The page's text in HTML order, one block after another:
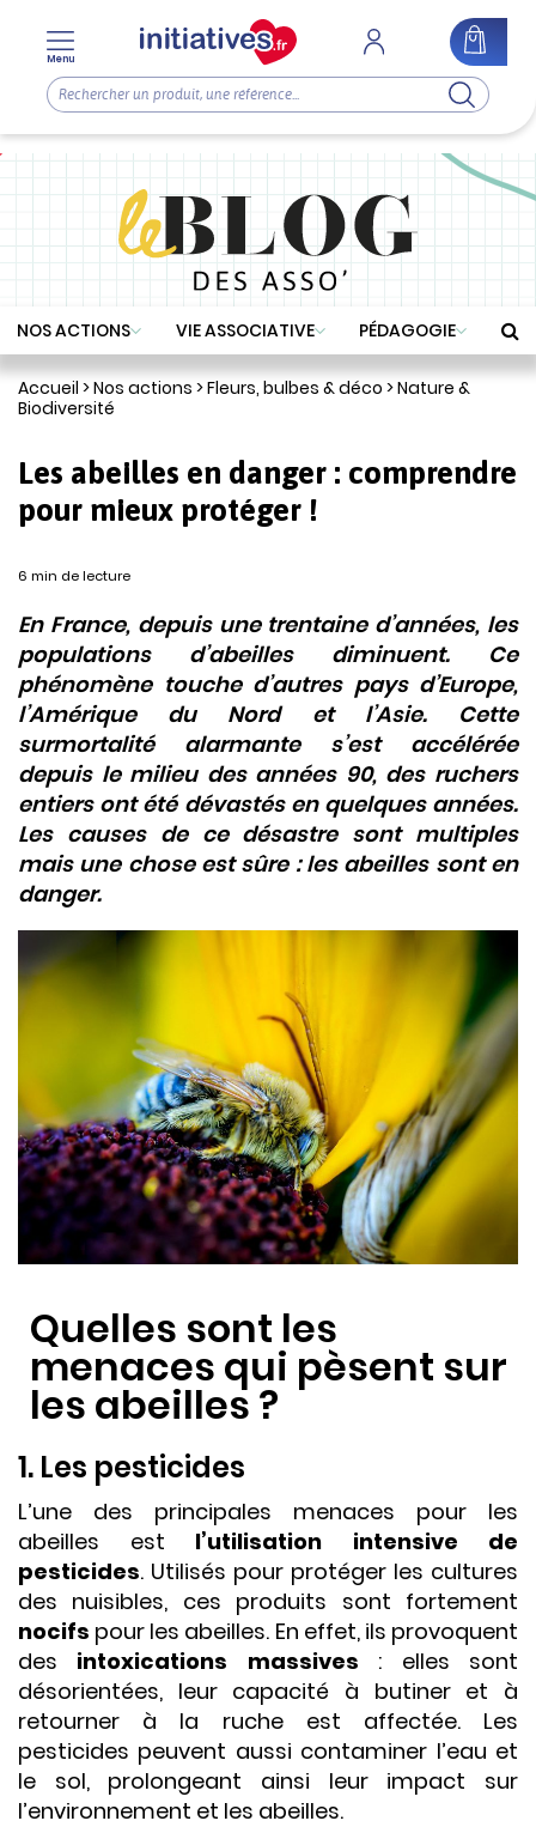
NOS ACTIONS VIE ASSOCIATIVE PÉDAGOGIE
Accueil >Nos actions >Fleurs, bulbes & déco >Nature &
Biodiversité
Les abeilles en danger : comprendre
pour mieux protéger !
6 min de lecture
En France, depuis une trentaine d’années, les
populations d’abeilles diminuent. Ce
phénomène touche d’autres pays d’Europe,
l’Amérique du Nord et l’Asie. Cette
surmortalité alarmante s’est accélérée
depuis le milieu des années 90, des ruchers
entiers ont été dévastés en quelques années.
Les causes de ce désastre sont multiples
mais une chose est sûre : les abeilles sont en
danger.
Quelles sont les
menaces qui pèsent sur
les abeilles ?
1. Les pesticides
L’une des principales menaces pour les
abeilles est l’utilisation intensive de
pesticides. Utilisés pour protéger les cultures
des nuisibles, ces produits sont fortement
nocifs pour les abeilles. En effet, ils provoquent
des intoxications massives : elles sont
désorientées, leur capacité à butiner et à
retourner à la ruche est affectée. Les
pesticides peuvent aussi contaminer l’eau et
le sol, prolongeant ainsi leur impact sur
l’environnement et les abeilles.
Menu